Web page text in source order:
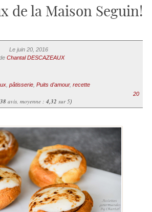
de la Maison Seguin!
Le juin 20, 2016
Chantal DESCAZEAUX
, pâtisserie, Puits d'amour, recette
38 avis, moyenne : 4,32 sur 5)
20